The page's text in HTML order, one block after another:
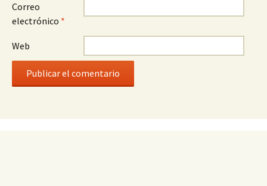
Correo
electrónico *
Web